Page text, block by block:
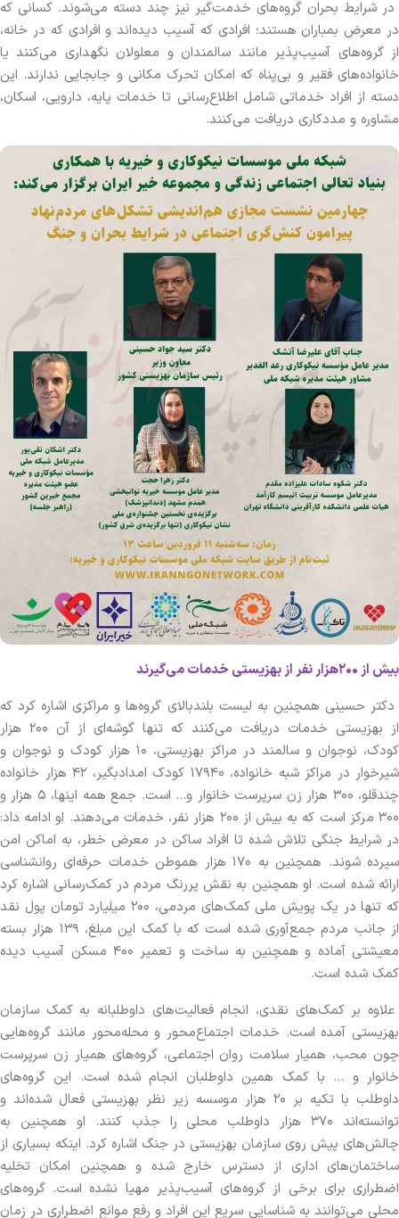
در شرایط بحران گروه‌های خدمت‌گیر نیز چند دسته می‌شوند. کسانی که
در معرض بمباران هستند؛ افرادی که آسیب دیده‌اند و افرادی که در خانه،
از گروه‌های آسیب‌پذیر مانند سالمندان و معلولان نگهداری می‌کنند یا
خانواده‌های فقیر و بی‌پناه که امکان تحرک مکانی و جابجایی ندارند. این
دسته از افراد خدماتی شامل اطلاع‌رسانی تا خدمات پایه، دارویی، اسکان،
مشاوره و مددکاری دریافت می‌کنند.
بیش از ۲۰۰‌هزار نفر از بهزیستی خدمات می‌گیرند
دکتر حسینی همچنین به لیست بلندبالای گروه‌ها و مراکزی اشاره کرد که
از بهزیستی خدمات دریافت می‌کنند که تنها گوشه‌ای از آن ۲۰۰ هزار
کودک، نوجوان و سالمند در مراکز بهزیستی، ۱۰ هزار کودک و نوجوان و
شیرخوار در مراکز شبه خانواده، ۱۷۹۴۰ کودک امدادبگیر، ۴۲ هزار خانواده
چندقلو، ۳۰۰ هزار زن سرپرست خانوار و... است. جمع همه اینها، ۵ هزار و
۳۰۰ مرکز است که به بیش از ۲۰۰ هزار نفر، خدمات می‌دهند. او ادامه داد:
در شرایط جنگی تلاش شده تا افراد ساکن در معرض خطر، به اماکن امن
سپرده شوند. همچنین به ۱۷۰ هزار هموطن خدمات حرفه‌ای روانشناسی
ارائه شده است. او همچنین به نقش پررنگ مردم در کمک‌رسانی اشاره کرد
که تنها در یک پویش ملی کمک‌های مردمی، ۲۰۰ میلیارد تومان پول نقد
از جانب مردم جمع‌آوری شده است که با کمک این مبلغ، ۱۳۹ هزار بسته
معیشتی آماده و همچنین به ساخت و تعمیر ۴۰۰ مسکن آسیب دیده
کمک شده است.
علاوه بر کمک‌های نقدی، انجام فعالیت‌های داوطلبانه به کمک سازمان
بهزیستی آمده است. خدمات اجتماع‌محور و محله‌محور مانند گروه‌هایی
چون محب، همیار سلامت روان اجتماعی، گروه‌های همیار زن سرپرست
خانوار و ... با کمک همین داوطلبان انجام شده است. این گروه‌های
داوطلب با تکیه بر ۲۰ هزار موسسه زیر نظر بهزیستی فعال شده‌اند و
توانسته‌اند ۳۷۰ هزار داوطلب محلی را جذب کنند. او همچنین به
چالش‌های پیش روی سازمان بهزیستی در جنگ اشاره کرد. اینکه بسیاری از
ساختمان‌های اداری از دسترس خارج شده و همچنین امکان تخلیه
اضطراری برای برخی از گروه‌های آسیب‌پذیر مهیا نشده است. گروه‌های
محلی می‌توانند به شناسایی سریع این افراد و رفع موانع اضطراری در زمان